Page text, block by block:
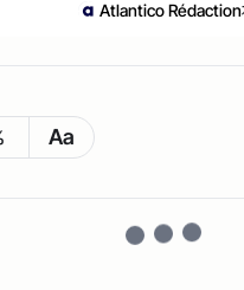
Atlantico Rédaction
Aa